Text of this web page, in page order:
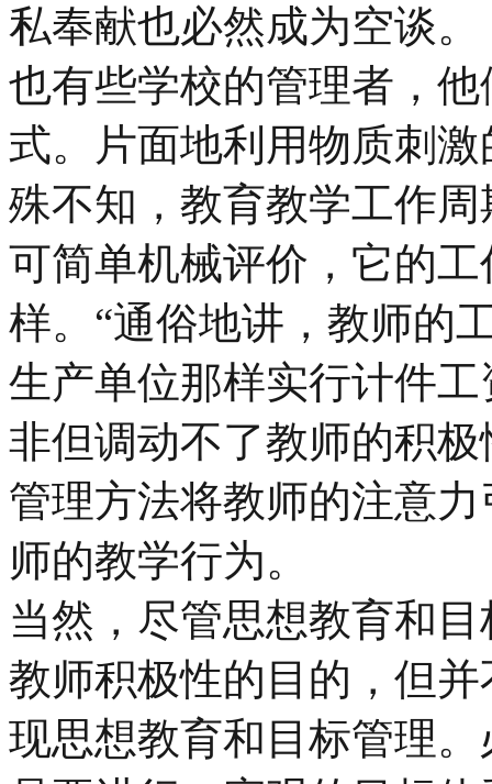
私奉献也必然成为空谈。
也有些学校的管理者，
式。片面地利用物质刺
殊不知，教育教学工作
可简单机械评价，它的
样。“通俗地讲，教师的
生产单位那样实行计件
非但调动不了教师的积
管理方法将教师的注意
师的教学行为。
当然，尽管思想教育和
教师积极性的目的，但
现思想教育和目标管理